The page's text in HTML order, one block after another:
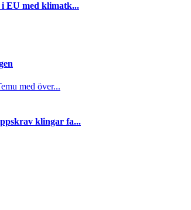
EU med klimatk...
med över...
klingar fa...